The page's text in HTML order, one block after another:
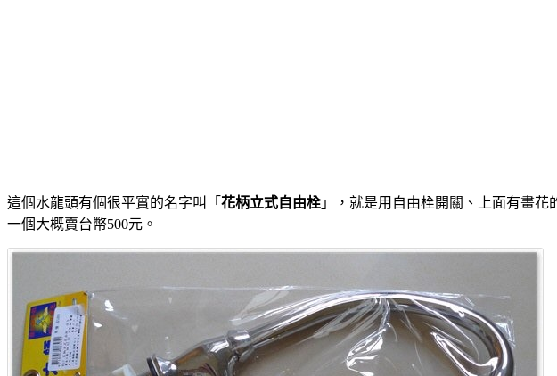
這個水龍頭有個很平實的名字叫「 花柄立式自由栓」，就是用自由栓開關、上面有畫花
一個大概賣台幣500元。